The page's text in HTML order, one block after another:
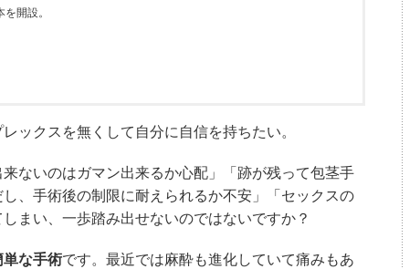
開設。
ックスを無くして自分に自信を持ちたい。
ないのはガマン出来るか心配」「跡が残って包茎手
、手術後の制限に耐えられるか不安」「セックスの
まい、一歩踏み出せないのではないですか？
な手術です。最近では麻酔も進化していて痛みもあ